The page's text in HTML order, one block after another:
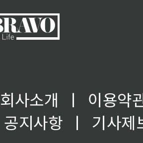
회사소개 ㅣ
이용약
공지사항
ㅣ
기사제